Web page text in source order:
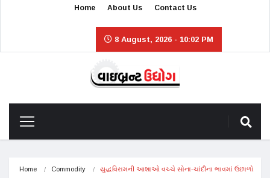
Home About Us Contact Us
8 August, 2026 - 10:02 PM
Home Commodity યુદ્ધવિરામની આશાઓ વચ્ચે સોના-ચાંદીના ભાવમાં ઉછાળો